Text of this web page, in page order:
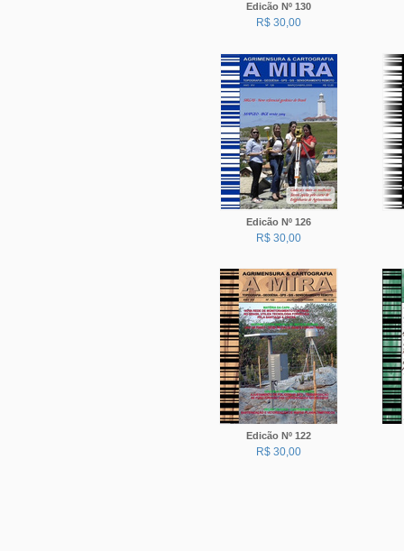
Edicão Nº 130
R$ 30,00
Edicão Nº 126
R$ 30,00
Edicão Nº 122
R$ 30,00